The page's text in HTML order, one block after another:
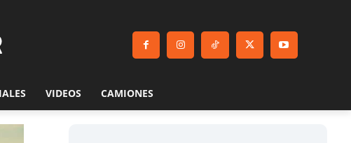
VIDEOS CAMIONES